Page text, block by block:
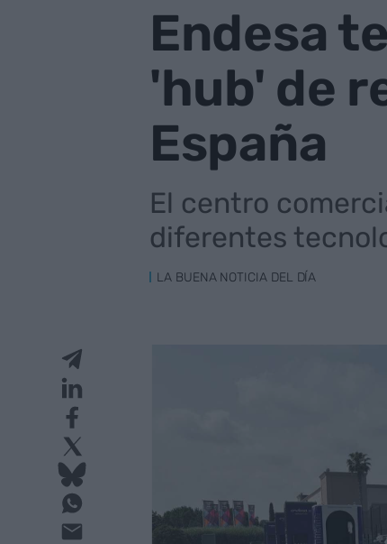
Endesa
'hub' de
España
El centro
diferentes
LA BUENA NOTICIA DEL DÍA